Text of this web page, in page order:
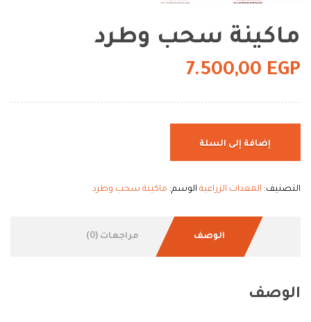
ماكينة سحب وطرد
7.500,00 EGP
إضافة إلى السلة
التصنيف: المعدات الزراعية الوسم: ماكينة سحب وطرد
الوصف مراجعات (0)
الوصف